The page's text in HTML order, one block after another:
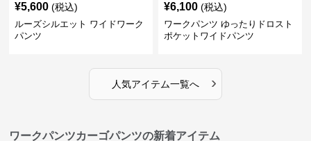
¥5,600 (税込)
ルーズシルエット ワイドワーク
パンツ
¥6,100 (税込)
ワークパンツ ゆったりドロスト
ポケットワイドパンツ
人気アイテム一覧へ ›
ワークパンツカーゴパンツの新着アイテム